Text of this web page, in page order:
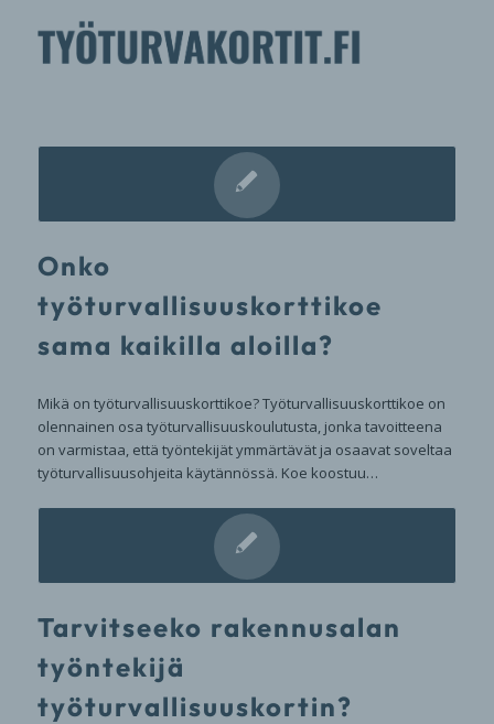
Onko
työturvallisuuskorttikoe
sama kaikilla aloilla?
Mikä on työturvallisuuskorttikoe? Työturvallisuuskorttikoe on
olennainen osa työturvallisuuskoulutusta, jonka tavoitteena
on varmistaa, että työntekijät ymmärtävät ja osaavat soveltaa
työturvallisuusohjeita käytännössä. Koe koostuu…
Tarvitseeko rakennusalan
työntekijä
työturvallisuuskortin?